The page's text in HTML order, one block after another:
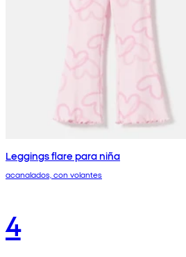
Leggings flare para niña
acanalados, con volantes
4